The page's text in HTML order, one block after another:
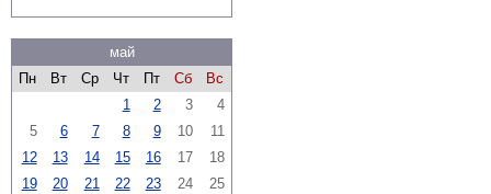
май
Пн
Вт Ср Чт Пт Сб
Вс
1
2 3
4
5
6 7 8 9 10
11
12
13 14 15 16 17
18
19
20 21 22 23 24
25